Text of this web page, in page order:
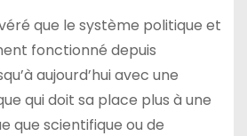
que le système politique et
fonctionné depuis
aujourd’hui avec une
qui doit sa place plus à une
que scientifique ou de